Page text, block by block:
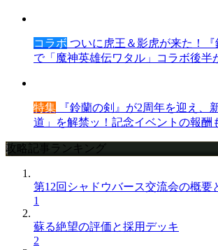
コラボ ついに虎王＆影虎が来た！『
で「魔神英雄伝ワタル」コラボ後半
特集 『鈴蘭の剣』が2周年を迎え、
道」を解禁ッ！記念イベントの報酬
攻略記事ランキング
第12回シャドウバース交流会の概要
1
蘇る絶望の評価と採用デッキ
2